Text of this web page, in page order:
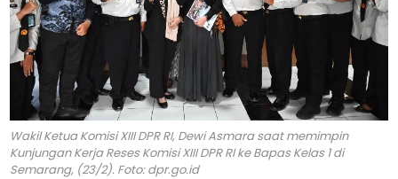
Wakil Ketua Komisi XIII DPR RI, Dewi Asmara saat memimpin
Kunjungan Kerja Reses Komisi XIII DPR RI ke Bapas Kelas 1 di
Semarang, (23/2). Foto: dpr.go.id